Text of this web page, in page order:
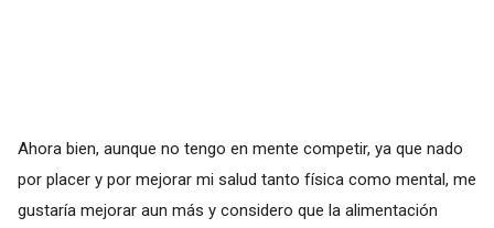
Ahora bien, aunque no tengo en mente competir, ya que nado
por placer y por mejorar mi salud tanto física como mental, me
gustaría mejorar aun más y considero que la alimentación